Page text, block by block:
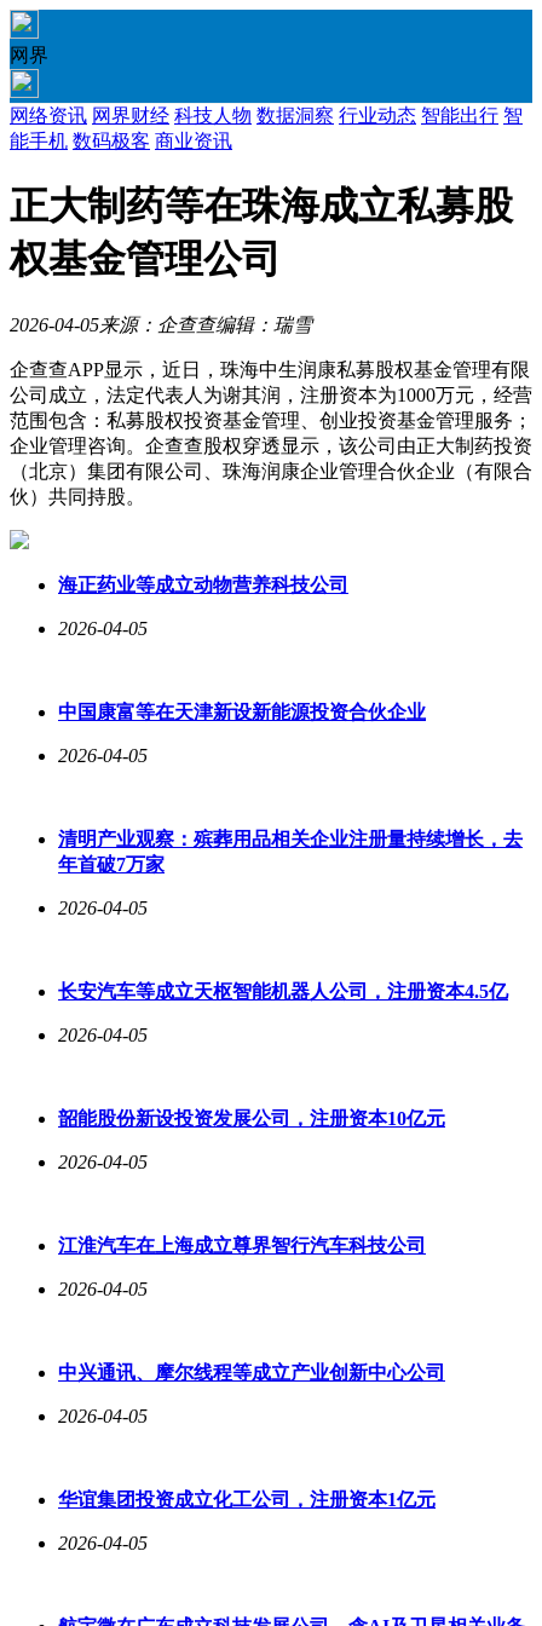
网界
网络资讯 网界财经 科技人物 数据洞察 行业动态 智能出行 智
能手机 数码极客 商业资讯
正大制药等在珠海成立私募股
权基金管理公司
2026-04-05来源：企查查编辑：瑞雪
企查查APP显示，近日，珠海中生润康私募股权基金管理有限
公司成立，法定代表人为谢其润，注册资本为1000万元，经营
范围包含：私募股权投资基金管理、创业投资基金管理服务；
企业管理咨询。企查查股权穿透显示，该公司由正大制药投资
（北京）集团有限公司、珠海润康企业管理合伙企业（有限合
伙）共同持股。
海正药业等成立动物营养科技公司
2026-04-05
中国康富等在天津新设新能源投资合伙企业
2026-04-05
清明产业观察：殡葬用品相关企业注册量持续增长，去
年首破7万家
2026-04-05
长安汽车等成立天枢智能机器人公司，注册资本4.5亿
2026-04-05
韶能股份新设投资发展公司，注册资本10亿元
2026-04-05
江淮汽车在上海成立尊界智行汽车科技公司
2026-04-05
中兴通讯、摩尔线程等成立产业创新中心公司
2026-04-05
华谊集团投资成立化工公司，注册资本1亿元
2026-04-05